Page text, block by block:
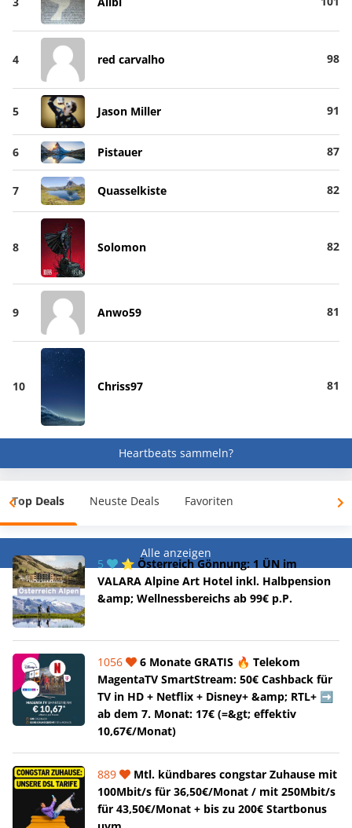
4 red carvalho 98
5 Jason Miller 91
6 Pistauer 87
7 Quasselkiste 82
8 Solomon 82
9 Anwo59 81
10 Chriss97 81
Heartbeats sammeln?
Top Deals Neuste Deals Favoriten
Alle anzeigen
5
⭐ Österreich Gönnung: 1 ÜN im
VALARA Alpine Art Hotel inkl. Halbpension
&amp; Wellnessbereichs ab 99€ p.P.
1056
6 Monate GRATIS 🔥 Telekom
MagentaTV SmartStream: 50€ Cashback für
TV in HD + Netflix + Disney+ &amp; RTL+ ➡️
ab dem 7. Monat: 17€ (=&gt; effektiv
10,67€/Monat)
889
Mtl. kündbares congstar Zuhause mit
100Mbit/s für 36,50€/Monat / mit 250Mbit/s
für 43,50€/Monat + bis zu 200€ Startbonus